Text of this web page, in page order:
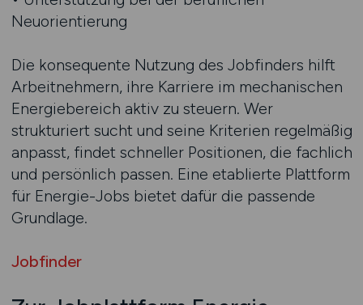
Neuorientierung
Die konsequente Nutzung des Jobfinders hilft
Arbeitnehmern, ihre Karriere im mechanischen
Energiebereich aktiv zu steuern. Wer
strukturiert sucht und seine Kriterien regelmäßig
anpasst, findet schneller Positionen, die fachlich
und persönlich passen. Eine etablierte Plattform
für Energie-Jobs bietet dafür die passende
Grundlage.
Jobfinder